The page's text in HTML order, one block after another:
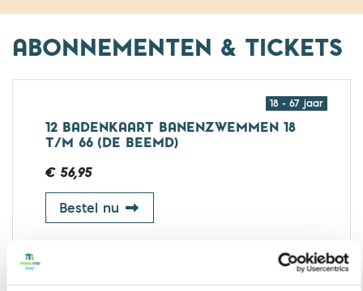
ABONNEMENTEN & TICKETS
18 - 67 jaar
12 BADENKAART BANENZWEMMEN 18
T/M 66 (DE BEEMD)
€ 56,95
Bestel nu 12 badenkaart banenzwemmen 18
67+ jaar